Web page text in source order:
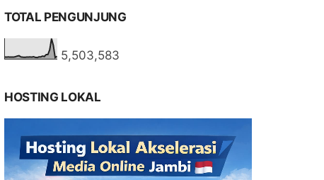
TOTAL PENGUNJUNG
5,503,583
HOSTING LOKAL